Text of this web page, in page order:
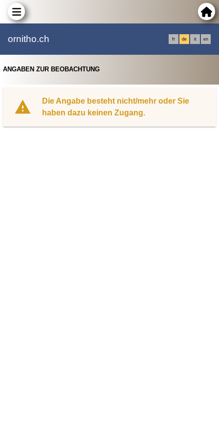
ornitho.ch fr de it en
ANGABEN ZUR BEOBACHTUNG
Die Angabe besteht nicht/mehr oder Sie
haben dazu keinen Zugang.